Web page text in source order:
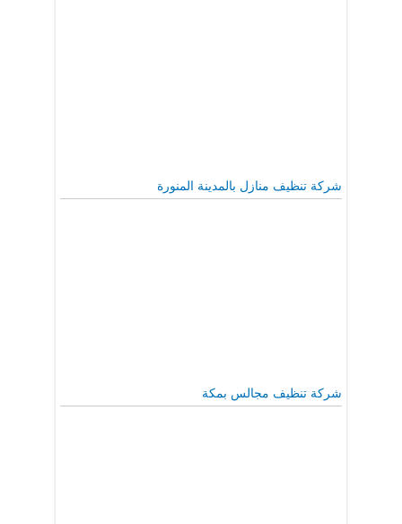
شركة تنظيف منازل بالمدينة المنورة
شركة تنظيف مجالس بمكة